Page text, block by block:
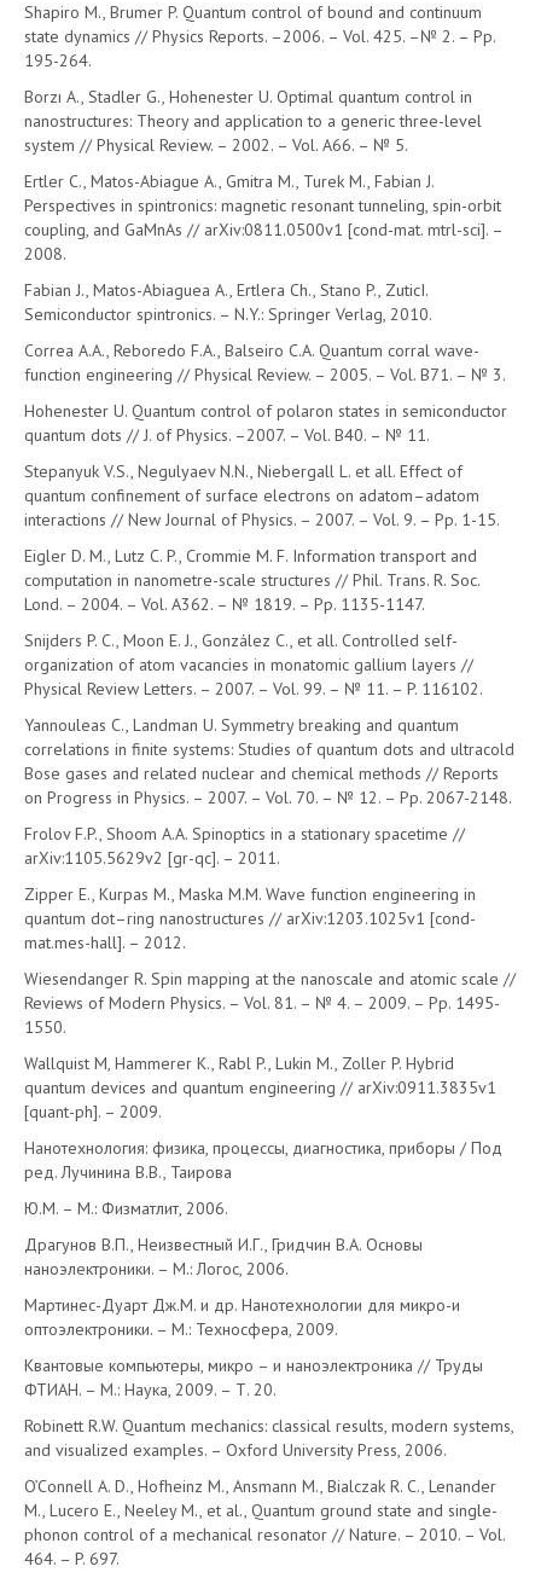
Shapiro M., Brumer P. Quantum control of bound and continuum
state dynamics // Physics Reports. –2006. – Vol. 425. –№ 2. – Pp.
195-264.
Borzı A., Stadler G., Hohenester U. Optimal quantum control in
nanostructures: Theory and application to a generic three-level
system // Physical Review. – 2002. – Vol. A66. – № 5.
Ertler C., Matos-Abiague A., Gmitra M., Turek M., Fabian J.
Perspectives in spintronics: magnetic resonant tunneling, spin-orbit
coupling, and GaMnAs // arXiv:0811.0500v1 [cond-mat. mtrl-sci]. –
2008.
Fabian J., Matos-Abiaguea A., Ertlera Ch., Stano P., ZuticI.
Semiconductor spintronics. – N.Y.: Springer Verlag, 2010.
Correa A.A., Reboredo F.A., Balseiro C.A. Quantum corral wave-
function engineering // Physical Review. – 2005. – Vol. B71. – № 3.
Hohenester U. Quantum control of polaron states in semiconductor
quantum dots // J. of Physics. –2007. – Vol. B40. – № 11.
Stepanyuk V.S., Negulyaev N.N., Niebergall L. et all. Effect of
quantum confinement of surface electrons on adatom–adatom
interactions // New Journal of Physics. – 2007. – Vol. 9. – Pp. 1-15.
Eigler D. M., Lutz C. P., Crommie M. F. Information transport and
computation in nanometre-scale structures // Phil. Trans. R. Soc.
Lond. – 2004. – Vol. A362. – № 1819. – Pp. 1135-1147.
Snijders P. C., Moon E. J., González C., et all. Controlled self-
organization of atom vacancies in monatomic gallium layers //
Physical Review Letters. – 2007. – Vol. 99. – № 11. – P. 116102.
Yannouleas C., Landman U. Symmetry breaking and quantum
correlations in finite systems: Studies of quantum dots and ultracold
Bose gases and related nuclear and chemical methods // Reports
on Progress in Physics. – 2007. – Vol. 70. – № 12. – Pp. 2067-2148.
Frolov F.P., Shoom A.A. Spinoptics in a stationary spacetime //
arXiv:1105.5629v2 [gr-qc]. – 2011.
Zipper E., Kurpas M., Maska M.M. Wave function engineering in
quantum dot–ring nanostructures // arXiv:1203.1025v1 [cond-
mat.mes-hall]. – 2012.
Wiesendanger R. Spin mapping at the nanoscale and atomic scale //
Reviews of Modern Physics. – Vol. 81. – № 4. – 2009. – Pp. 1495-
1550.
Wallquist M, Hammerer K., Rabl P., Lukin M., Zoller P. Hybrid
quantum devices and quantum engineering // arXiv:0911.3835v1
[quant-ph]. – 2009.
Нанотехнология: физика, процессы, диагностика, приборы / Под
ред. Лучинина В.В., Таирова
Ю.М. – М.: Физматлит, 2006.
Драгунов В.П., Неизвестный И.Г., Гридчин В.А. Основы
наноэлектроники. – М.: Логос, 2006.
Мартинес-Дуарт Дж.М. и др. Нанотехнологии для микро-и
оптоэлектроники. – М.: Техносфера, 2009.
Квантовые компьютеры, микро – и наноэлектроника // Труды
ФТИАН. – М.: Наука, 2009. – Т. 20.
Robinett R.W. Quantum mechanics: classical results, modern systems,
and visualized examples. – Oxford University Press, 2006.
O’Connell A. D., Hofheinz M., Ansmann M., Bialczak R. C., Lenander
M., Lucero E., Neeley M., et al., Quantum ground state and single-
phonon control of a mechanical resonator // Nature. – 2010. – Vol.
464. – P. 697.